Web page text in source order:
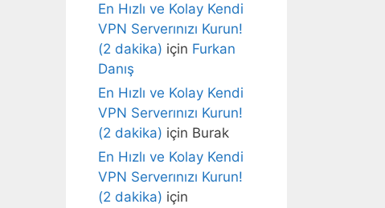
En Hızlı ve Kolay Kendi
VPN Serverınızı Kurun!
(2 dakika) için Furkan
Danış
En Hızlı ve Kolay Kendi
VPN Serverınızı Kurun!
(2 dakika) için Burak
En Hızlı ve Kolay Kendi
VPN Serverınızı Kurun!
(2 dakika) için